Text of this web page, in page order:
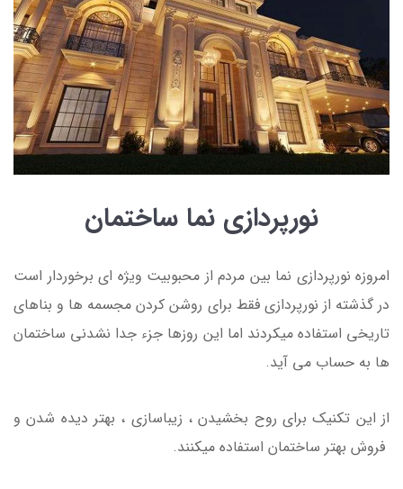
نورپردازی نما ساختمان
امروزه نورپردازی نما بین مردم از محبوبیت ویژه ای برخوردار است
در گذشته از نورپردازی فقط برای روشن کردن مجسمه ها و بناهای
تاریخی استفاده میکردند اما این روزها جزء جدا نشدنی ساختمان
ها به حساب می آید.
از این تکنیک برای روح بخشیدن ، زیباسازی ، بهتر دیده شدن و
فروش بهتر ساختمان استفاده میکنند.